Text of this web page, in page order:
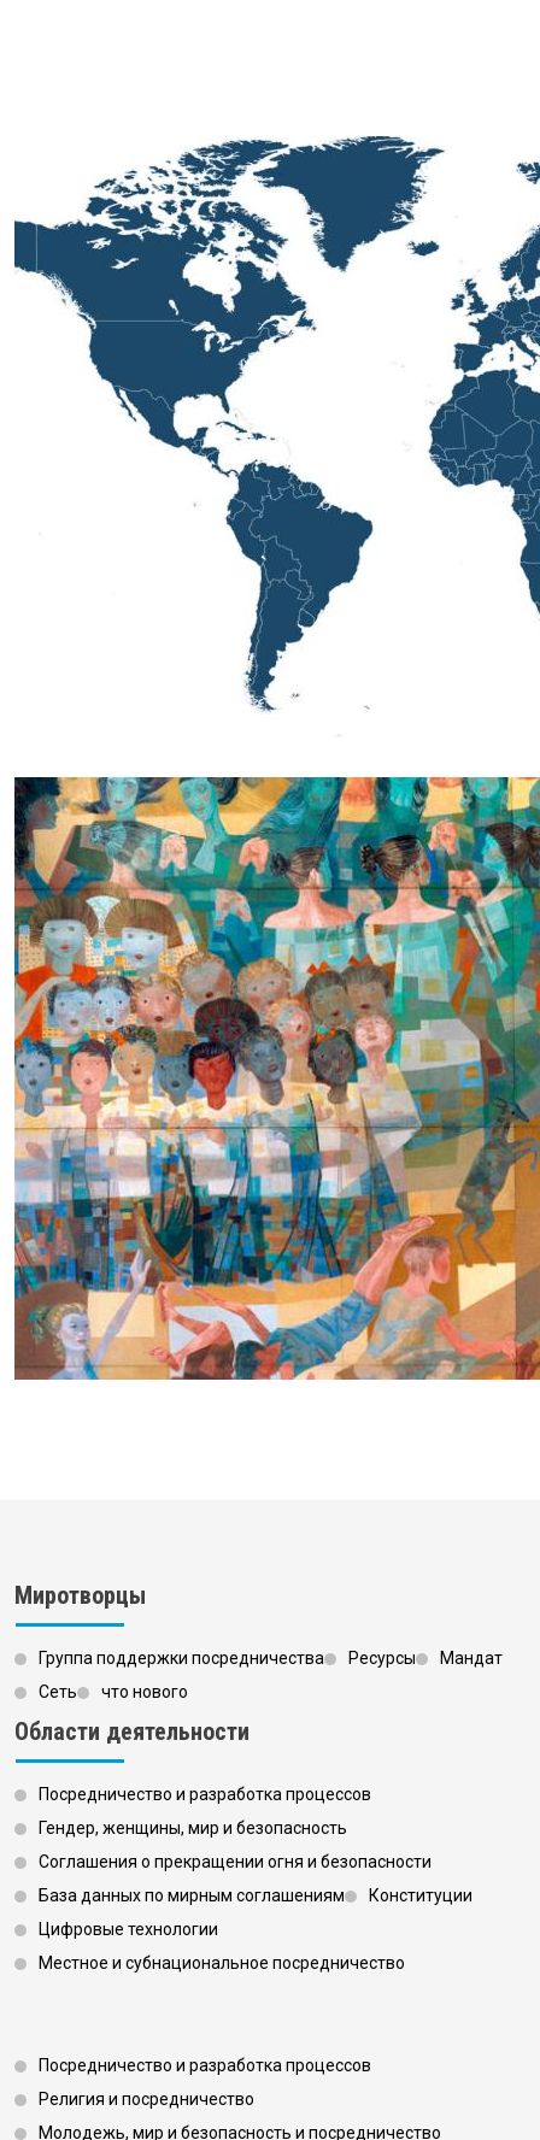
Миротворцы
Группа поддержки посредничества Ресурсы
Мандат
Сеть
что нового
Области деятельности
Посредничество и разработка процессов
Гендер, женщины, мир и безопасность
Соглашения о прекращении огня и безопасности
База данных по мирным соглашениям
Конституции
Цифровые технологии
Местное и субнациональное посредничество
Footer 3
Посредничество и разработка процессов
Религия и посредничество
Молодежь, мир и безопасность и посредничество